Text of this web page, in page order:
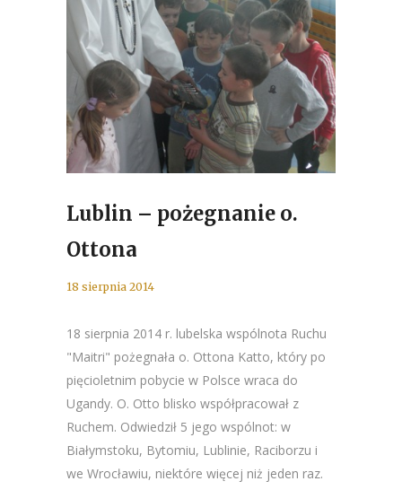
Lublin – pożegnanie o.
Ottona
18 sierpnia 2014
18 sierpnia 2014 r. lubelska wspólnota Ruchu
"Maitri" pożegnała o. Ottona Katto, który po
pięcioletnim pobycie w Polsce wraca do
Ugandy. O. Otto blisko współpracował z
Ruchem. Odwiedził 5 jego wspólnot: w
Białymstoku, Bytomiu, Lublinie, Raciborzu i
we Wrocławiu, niektóre więcej niż jeden raz.